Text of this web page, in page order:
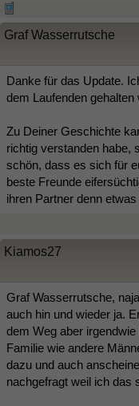
Graf Wasserrutsche
Danke für das Update.
dem Laufenden gehalten
Zu Deiner Geschichte
richtig verstanden habe,
schön, dass es sich für
beste Freunde
ihren Partner denn
Kiamos27
Graf Wasserrutsche,
auch hin und wieder ja.
dem Weg aber
Familie wie andere
dazu und auch
nachgefragt weil ich das